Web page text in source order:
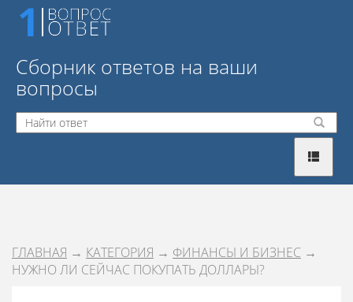
Сборник ответов на ваши
вопросы
ГЛАВНАЯ → КАТЕГОРИЯ → ФИНАНСЫ И БИЗНЕС →
НУЖНО ЛИ СЕЙЧАС ПОКУПАТЬ ДОЛЛАРЫ?